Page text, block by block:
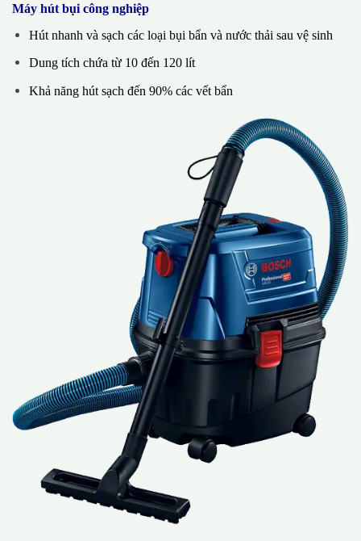
Máy hút bụi công nghiệp
Hút nhanh và sạch các loại bụi bẩn và nước thải sau vệ sinh
Dung tích chứa từ 10 đến 120 lít
Khả năng hút sạch đến 90% các vết bẩn